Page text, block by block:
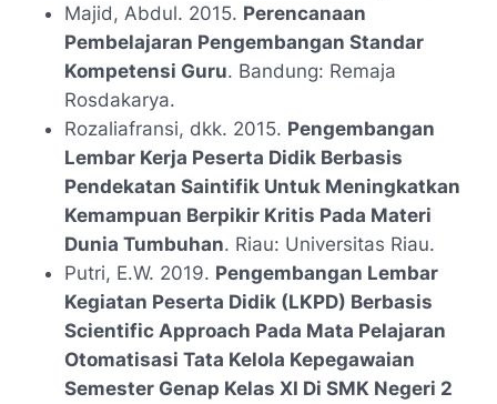
Majid, Abdul. 2015. Perencanaan
Pembelajaran Pengembangan Standar
Kompetensi Guru. Bandung: Remaja
Rosdakarya.
Rozaliafransi, dkk. 2015. Pengembangan
Lembar Kerja Peserta Didik Berbasis
Pendekatan Saintifik Untuk Meningkatkan
Kemampuan Berpikir Kritis Pada Materi
Dunia Tumbuhan. Riau: Universitas Riau.
Putri, E.W. 2019. Pengembangan Lembar
Kegiatan Peserta Didik (LKPD) Berbasis
Scientific Approach Pada Mata Pelajaran
Otomatisasi Tata Kelola Kepegawaian
Semester Genap Kelas XI Di SMK Negeri 2